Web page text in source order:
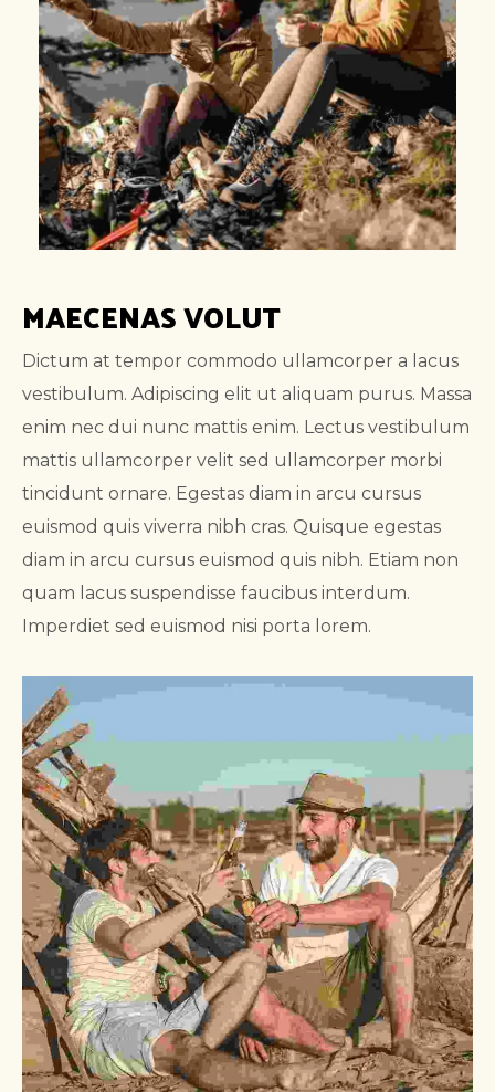
MAECENAS VOLUT
Dictum at tempor commodo ullamcorper a lacus
vestibulum. Adipiscing elit ut aliquam purus. Massa
enim nec dui nunc mattis enim. Lectus vestibulum
mattis ullamcorper velit sed ullamcorper morbi
tincidunt ornare. Egestas diam in arcu cursus
euismod quis viverra nibh cras. Quisque egestas
diam in arcu cursus euismod quis nibh. Etiam non
quam lacus suspendisse faucibus interdum.
Imperdiet sed euismod nisi porta lorem.